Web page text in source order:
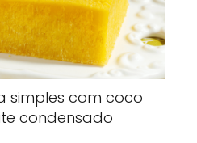
simples com coco
condensado